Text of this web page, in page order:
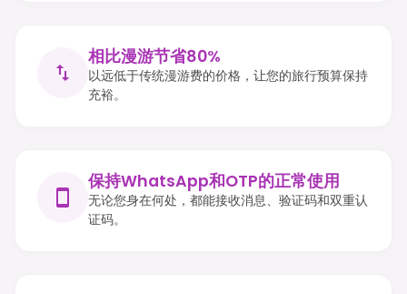
相比漫游节省80%
以远低于传统漫游费的价格，让您的旅行预算保持
充裕。
保持WhatsApp和OTP的正常使用
无论您身在何处，都能接收消息、验证码和双重认
证码。